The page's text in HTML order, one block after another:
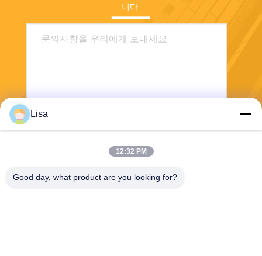
니다.
Lisa
12:32 PM
Good day, what product are you looking for?